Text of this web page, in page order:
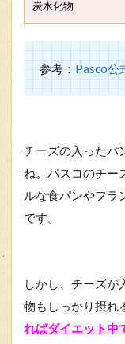
炭水化物
参考：Pasco公
チーズの入ったパ
ね。パスコのチー
ルな食パンやフラ
です。
しかし、チーズが
物もしっかり摂れ
ればダイエット中